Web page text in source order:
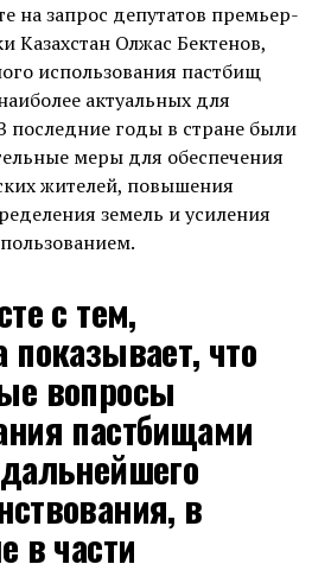
на запрос депутатов премьер-
Казахстан Олжас Бектенов,
использования пастбищ
актуальных для
последние годы в стране были
меры для обеспечения
жителей, повышения
земель и усиления
с тем,
показывает, что
вопросы
пастбищами
в
в части